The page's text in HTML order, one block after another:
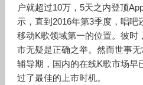
户就超过10万，5天之内登顶
示，直到2016年第3季度，唱吧
移动K歌领域第一的位置。彼时
市无疑是正确之举。然而世事
辅导期，国内的在线K歌市场早
过了最佳的上市时机。